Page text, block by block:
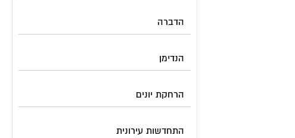
הדברה
הנדימן
הרחקת יונים
התחדשות עירונית